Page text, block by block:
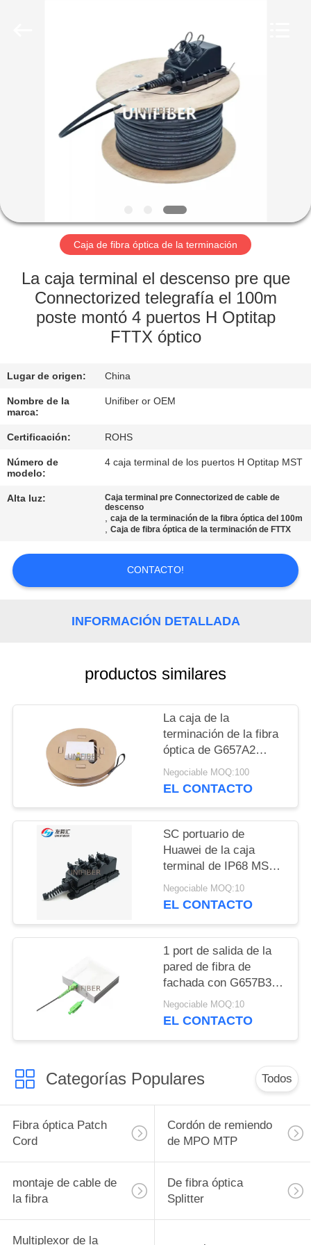
PRODUCTOS
VIAJE
LA
FÁBRICA
CALIDAD
ÉNTRENOS
EN
CONTACTO
CON
PIDA
PRIVACY
POLICY
Caja de fibra óptica de la terminación
La caja terminal el descenso pre que
Connectorized telegrafía el 100m
poste montó 4 puertos H Optitap
FTTX óptico
Lugar de origen: China
Nombre de la
marca:
Unifiber or OEM
Certificación: ROHS
Número de
modelo:
4 caja terminal de los puertos H Optitap MST
Alta luz:
Caja terminal pre Connectorized de cable de
descenso
,caja de la terminación de la fibra óptica del 100m
,Caja de fibra óptica de la terminación de FTTX
CONTACTO!
INFORMACIÓN DETALLADA
productos similares
La caja de la
terminación de la fibra
óptica de G657A2
FTTH pre terminó el
obturador del enchufe
Negociable MOQ:100
EL CONTACTO
SC portuario de
Huawei de la caja
terminal de IP68 MST 8
impermeables mini pre
Connectorized
Negociable MOQ:10
EL CONTACTO
1 port de salida de la
pared de fibra de
fachada con G657B3
Cable invisible 10/20
metros SC/APC
Negociable MOQ:10
EL CONTACTO
Categorías Populares Todos
Fibra óptica Patch
Cord
Cordón de remiendo
de MPO MTP
montaje de cable de
la fibra
De fibra óptica
Splitter
Multiplexor de la